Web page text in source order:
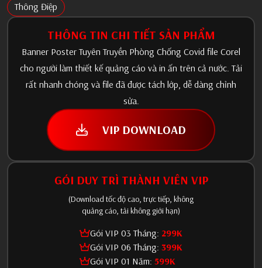
Thông Điệp
THÔNG TIN CHI TIẾT SẢN PHẨM
Banner Poster Tuyên Truyền Phòng Chống Covid file Corel
cho người làm thiết kế quảng cáo và in ấn trên cả nước. Tải
rất nhanh chóng và file đã được tách lớp, dễ dàng chỉnh
sửa.
VIP DOWNLOAD
GÓI DUY TRÌ THÀNH VIÊN VIP
(Download tốc độ cao, trực tiếp, không
quảng cáo, tải không giới hạn)
Gói VIP 03 Tháng: 299K
Gói VIP 06 Tháng: 399K
Gói VIP 01 Năm: 599K